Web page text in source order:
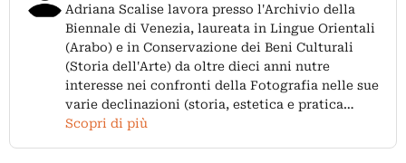
Adriana Scalise lavora presso l'Archivio della
Biennale di Venezia, laureata in Lingue Orientali
(Arabo) e in Conservazione dei Beni Culturali
(Storia dell'Arte) da oltre dieci anni nutre
interesse nei confronti della Fotografia nelle sue
varie declinazioni (storia, estetica e pratica…
Scopri di più